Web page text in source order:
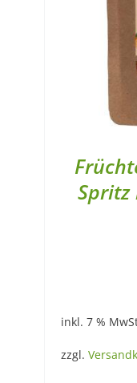
Spritz
inkl. 7 %
zzgl.